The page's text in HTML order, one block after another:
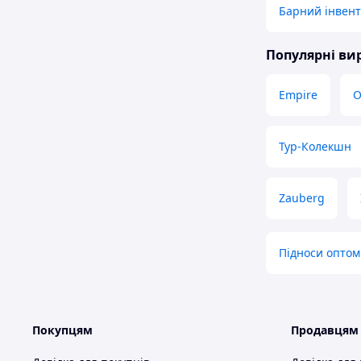
Барний
Популярні
Empire
Тур-Колекшн
Zauberg
Підноси оптом
Покупцям Продавцям